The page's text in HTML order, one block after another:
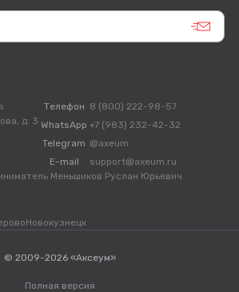
д. 3
Телефон 8 (800) 222-98-57
WhatsApp +7 (983) 232-42-32
Telegram @axeum
E-mail
support@axeum.ru
Меньшиков Руслан Юрьевич
Новокузнецк
© 2009-2026 «Аксеум»
Полная версия